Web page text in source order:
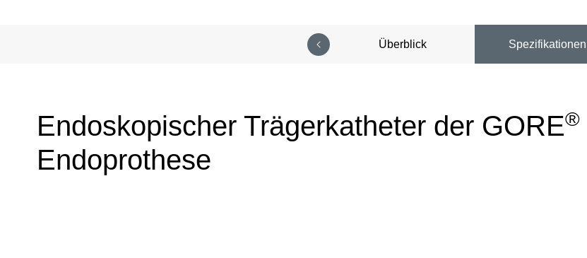
Überblick Spezifikationen
Endoskopischer Trägerkatheter der GORE®
Endoprothese